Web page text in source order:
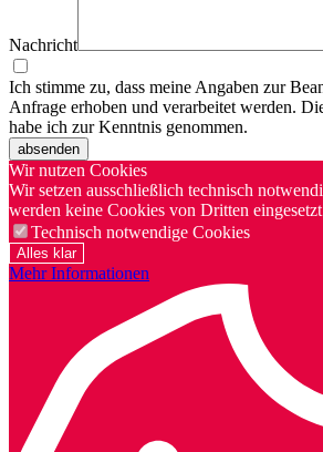
Nachricht
Ich stimme zu, dass meine Angaben zur
Anfrage erhoben und verarbeitet werden.
habe ich zur Kenntnis genommen.
absenden
Wir nutzen Cookies
Wir setzen ausschließlich technisch
werden keine Cookies von Dritten
Technisch notwendige Cookies
Alles klar
Mehr Informationen